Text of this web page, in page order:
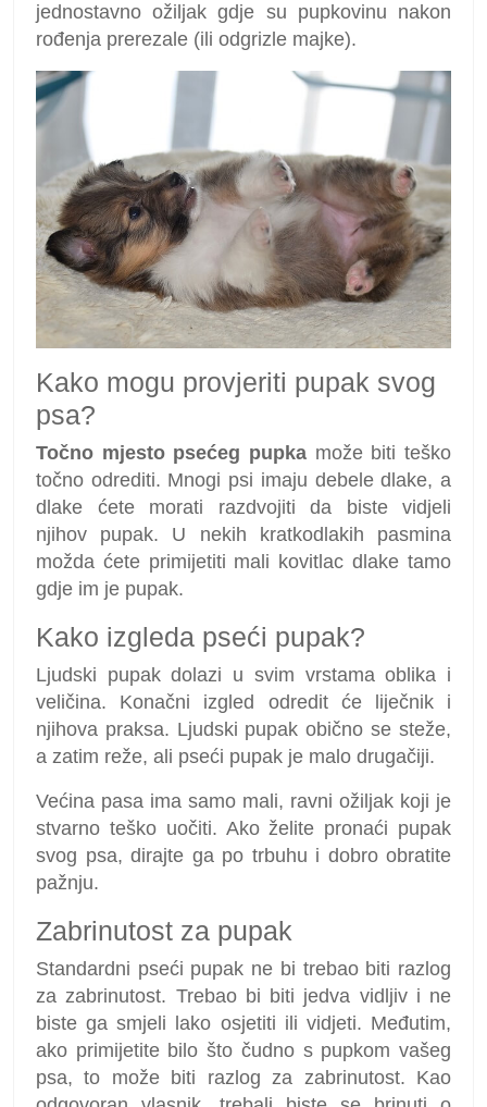
jednostavno ožiljak gdje su pupkovinu nakon
rođenja prerezale (ili odgrizle majke).
Kako mogu provjeriti pupak svog
psa?
Točno mjesto psećeg pupka može biti teško
točno odrediti. Mnogi psi imaju debele dlake, a
dlake ćete morati razdvojiti da biste vidjeli
njihov pupak. U nekih kratkodlakih pasmina
možda ćete primijetiti mali kovitlac dlake tamo
gdje im je pupak.
Kako izgleda pseći pupak?
Ljudski pupak dolazi u svim vrstama oblika i
veličina. Konačni izgled odredit će liječnik i
njihova praksa. Ljudski pupak obično se steže,
a zatim reže, ali pseći pupak je malo drugačiji.
Većina pasa ima samo mali, ravni ožiljak koji je
stvarno teško uočiti. Ako želite pronaći pupak
svog psa, dirajte ga po trbuhu i dobro obratite
pažnju.
Zabrinutost za pupak
Standardni pseći pupak ne bi trebao biti razlog
za zabrinutost. Trebao bi biti jedva vidljiv i ne
biste ga smjeli lako osjetiti ili vidjeti. Međutim,
ako primijetite bilo što čudno s pupkom vašeg
psa, to može biti razlog za zabrinutost. Kao